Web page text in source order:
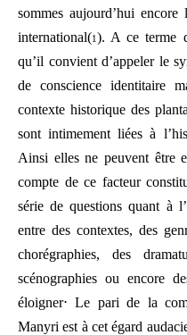
sommes aujourd’hui
international(1 ). A ce terme
qu’il convient d’appeler le
de conscience identitaire
contexte historique des
sont intimement liées à
Ainsi elles ne peuvent être
compte de ce facteur
série de questions quant à
entre des contextes, des
chorégraphies, des
scénographies ou encore
éloigner⋅ Le pari de la
Manyri est à cet égard